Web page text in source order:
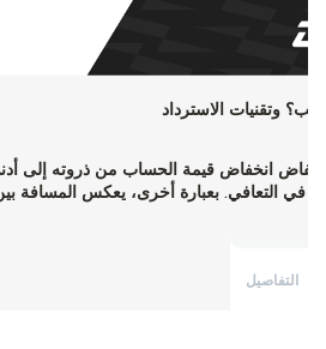
ما هو السحب؟ وتقنيات الاسترداد
يقيس الانخفاض انخفاض قيمة الحساب من
قبل أن يبدأ في التعافي. بعبارة أخرى،